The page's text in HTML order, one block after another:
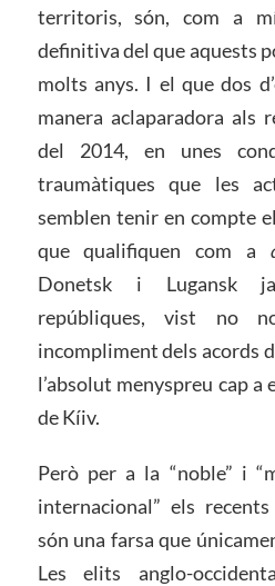
territoris, són, com a
definitiva del que aquests
molts anys. I el que dos
manera aclaparadora als
del 2014, en unes
traumàtiques que les
semblen tenir en compte
que qualifiquen com a
Donetsk i Lugansk
repúbliques, vist no
incompliment dels acords
l’absolut menyspreu cap
de Kíiv.
Però per a la “noble” i
internacional” els
són una farsa que
Les elits anglo-